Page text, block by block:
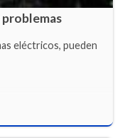
problemas
eléctricos, pueden